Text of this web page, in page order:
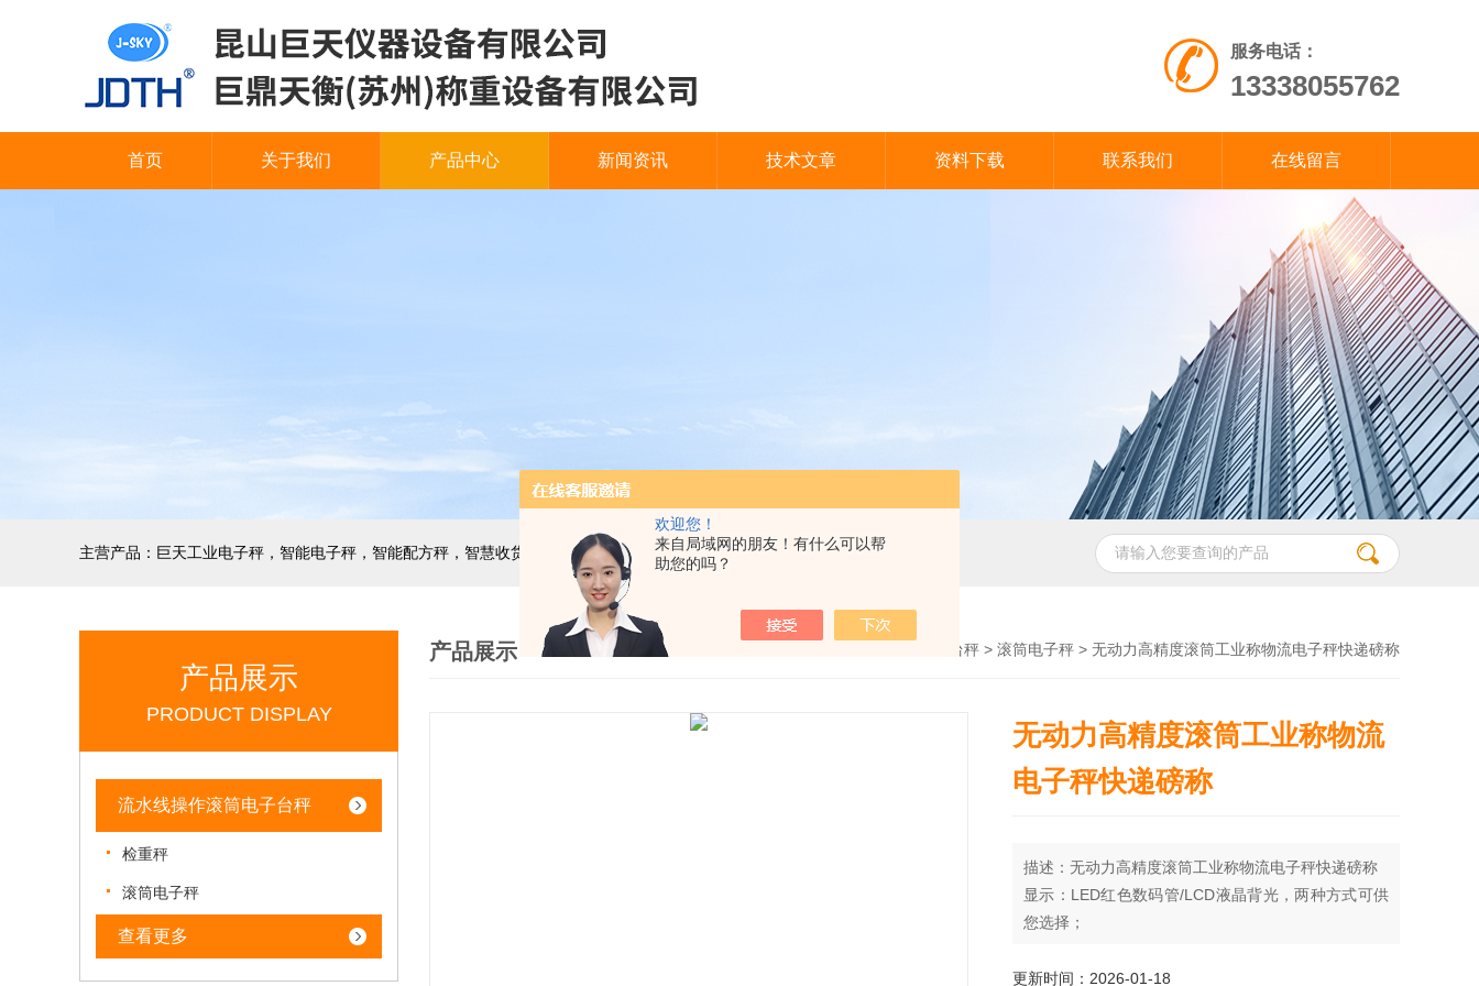
欢迎您！
来自局域网的朋友！有什么可以帮
助您的吗？
服务电话：
13338055762
首页 关于我们 产品中心 新闻资讯 技术文章 资料下载 联系我们 在线留言
主营产品：巨天工业电子秤，智能电子秤，智能配方秤，智慧收货秤，自动称重机，精密电子天平，电子台秤，电子地磅，电子桌秤，在线称重设备等衡器的软硬件研发与非标定制
产品展示
PRODUCT DISPLAY
流水线操作滚筒电子台秤
检重秤
滚筒电子秤
查看更多
产品展示 流水线操作滚筒电子台秤 > 滚筒电子秤 > 无动力高精度滚筒工业称物流电子秤快递磅称
无动力高精度滚筒工业称物流
电子秤快递磅称
描述：无动力高精度滚筒工业称物流电子秤快递磅称
显示：LED红色数码管/LCD液晶背光，两种方式可供
您选择；
单位：kg/g/lb(千克/克/磅)三种国际常用单位自由转
更新时间：2026-01-18